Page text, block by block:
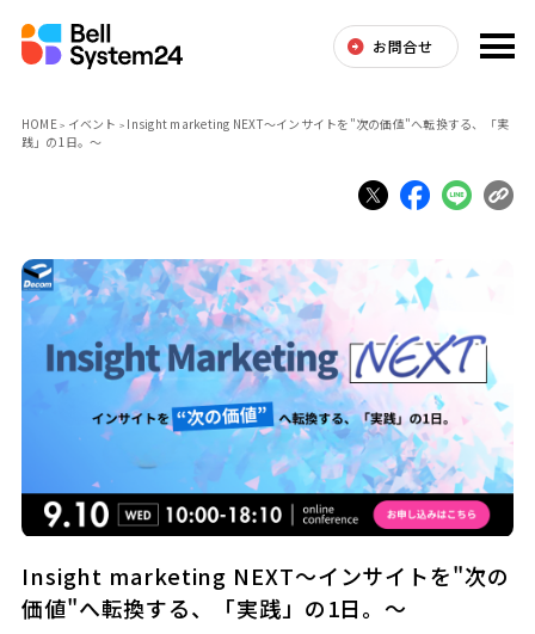
お問合せ
HOME イベント
Insight marketing NEXT～インサイトを"次の価値"へ転換する、「実
践」の1日。～
Insight marketing NEXT～インサイトを"次の
価値"へ転換する、「実践」の1日。～